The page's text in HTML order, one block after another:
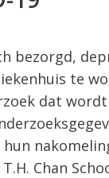
bezorgd,
te
dat
Chan